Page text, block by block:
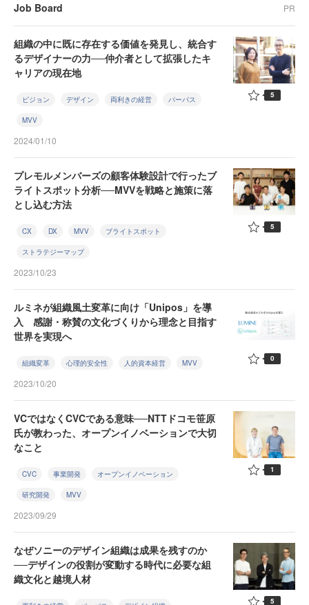
Job Board PR
組織の中に既に存在する価値を発見し、統合す
るデザイナーの力──仲介者として拡張したキ
ャリアの現在地
ビジョン デザイン 両利きの経営 パーパス
MVV
2024/01/10
5
プレモルメンバーズの顧客体験設計で行ったブ
ライトスポット分析──MVVを戦略と施策に落
とし込む方法
CX DX MVV ブライトスポット
ストラテジーマップ
2023/10/23
5
ルミネが組織風土変革に向け「Unipos」を導
入 感謝・称賛の文化づくりから理念と目指す
世界を実現へ
組織変革 心理的安全性 人的資本経営 MVV
2023/10/20
0
VCではなくCVCである意味──NTTドコモ笹原
氏が教わった、オープンイノベーションで大切
なこと
CVC 事業開発 オープンイノベーション
研究開発 MVV
2023/09/29
1
なぜソニーのデザイン組織は成果を残すのか
──デザインの役割が変動する時代に必要な組
織文化と越境人材
5